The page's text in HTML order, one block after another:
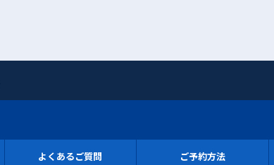
よくあるご質問 ご予約方法